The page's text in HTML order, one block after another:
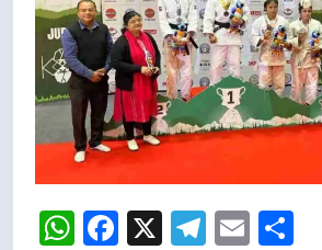
WhatsApp
Facebook
X Email